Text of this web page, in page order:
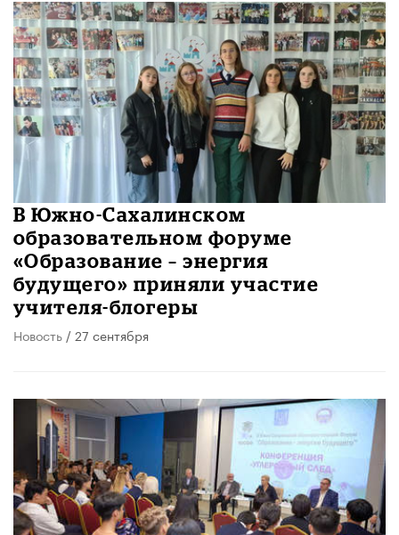
В Южно-Сахалинском
образовательном форуме
«Образование – энергия
будущего» приняли участие
учителя-блогеры
Новость / 27 сентября